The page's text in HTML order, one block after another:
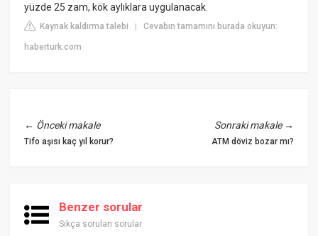
yüzde 25 zam, kök aylıklara uygulanacak.
Kaynak kaldırma talebi |Cevabın tamamını burada okuyun:
haberturk.com
← Önceki makale
Tifo aşısı kaç yıl korur?
Sonraki makale→
ATM döviz bozar mı?
Benzer sorular
Sıkça sorulan sorular